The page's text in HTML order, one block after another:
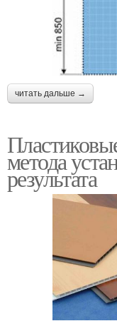
читать дальше →
метода
результата